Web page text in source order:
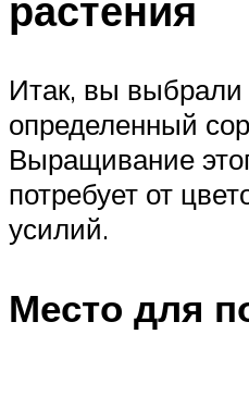
Итак, вы выбрали
определенный
Выращивание
потребует от
усилий.
Место для